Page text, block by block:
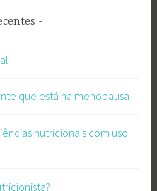
que está na menopausa
nutricionais com uso